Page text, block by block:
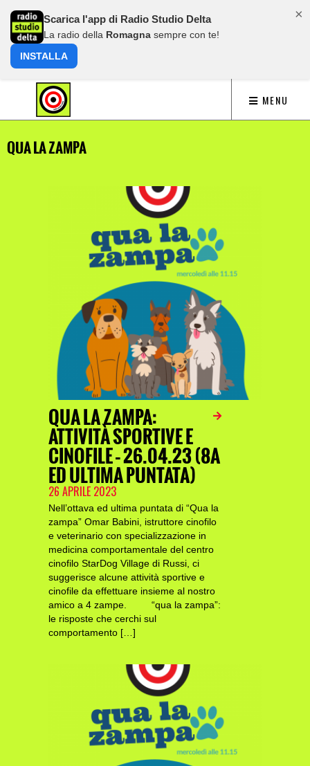
MENU
QUA LA ZAMPA
QUA LA ZAMPA:
ATTIVITÀ SPORTIVE E
CINOFILE – 26.04.23 (8A
ED ULTIMA PUNTATA)
26 APRILE 2023
Nell’ottava ed ultima puntata di “Qua la
zampa” Omar Babini, istruttore cinofilo
e veterinario con specializzazione in
medicina comportamentale del centro
cinofilo StarDog Village di Russi, ci
suggerisce alcune attività sportive e
cinofile da effettuare insieme al nostro
amico a 4 zampe. “qua la zampa”:
le risposte che cerchi sul
comportamento […]
×
Scarica l'app di Radio Studio Delta
La radio della Romagna sempre con te!
INSTALLA